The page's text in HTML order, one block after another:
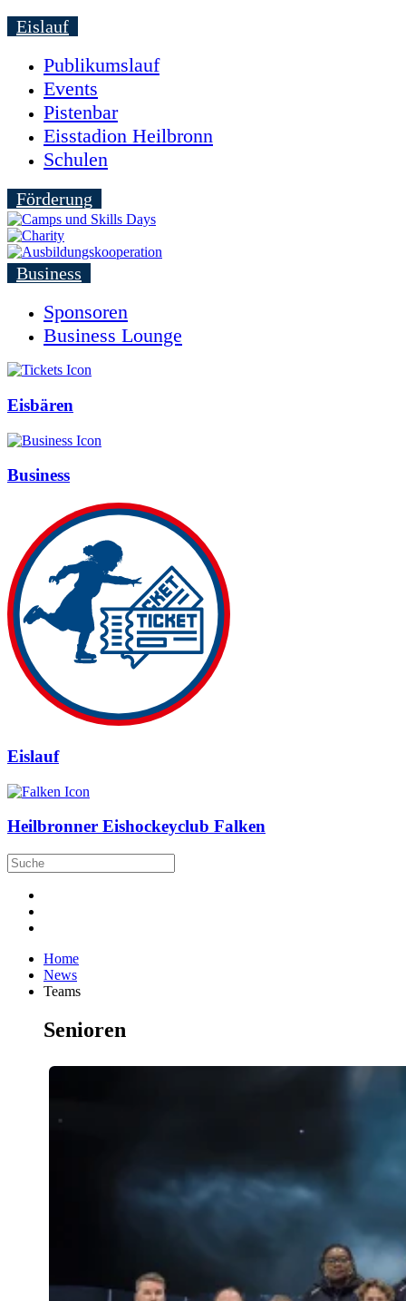
Eislauf
Publikumslauf
Events
Pistenbar
Eisstadion Heilbronn
Schulen
Förderung
Business
Sponsoren
Business Lounge
Eisbären
Business
Eislauf
Heilbronner Eishockeyclub Falken
Home
News
Teams
Senioren